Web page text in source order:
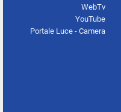
WebTv
YouTube
Portale Luce - Camera